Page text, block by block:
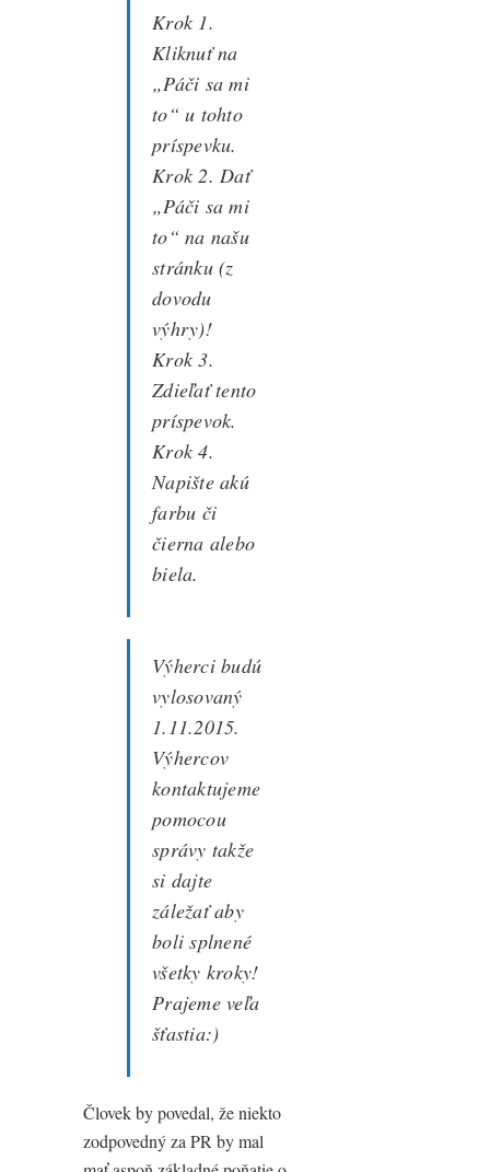
Krok 1.
Kliknuť na
„Páči sa mi
to“ u tohto
príspevku.
Krok 2. Dať
„Páči sa mi
to“ na našu
stránku (z
dovodu
výhry)!
Krok 3.
Zdieľať tento
príspevok.
Krok 4.
Napište akú
farbu či
čierna alebo
biela.
Výherci budú
vylosovaný
1.11.2015.
Výhercov
kontaktujeme
pomocou
správy takže
si dajte
záležať aby
boli splnené
všetky kroky!
Prajeme veľa
šťastia:)
Človek by povedal, že niekto
zodpovedný za PR by mal